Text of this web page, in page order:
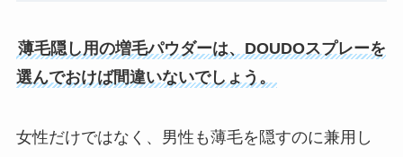
薄毛隠し用の増毛パウダーは、DOUDOスプレーを
選んでおけば間違いないでしょう。
女性だけではなく、男性も薄毛を隠すのに兼用し